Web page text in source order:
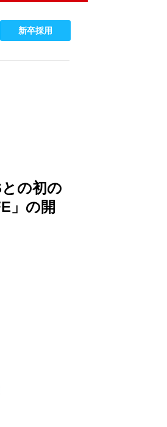
新卒採用
の初の
」の開